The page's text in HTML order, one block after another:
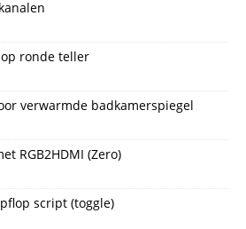
ronde teller
verwarmde badkamerspiegel
RGB2HDMI (Zero)
script (toggle)